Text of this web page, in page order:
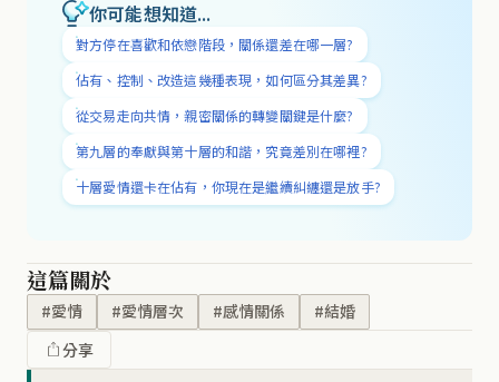
你可能想知道...
對方停在喜歡和依戀階段，關係還差在哪一層?
佔有、控制、改造這幾種表現，如何區分其差異?
從交易走向共情，親密關係的轉變關鍵是什麼?
第九層的奉獻與第十層的和諧，究竟差別在哪裡?
十層愛情還卡在佔有，你現在是繼續糾纏還是放手?
這篇關於
#愛情 #愛情層次 #感情關係
#結婚
分享